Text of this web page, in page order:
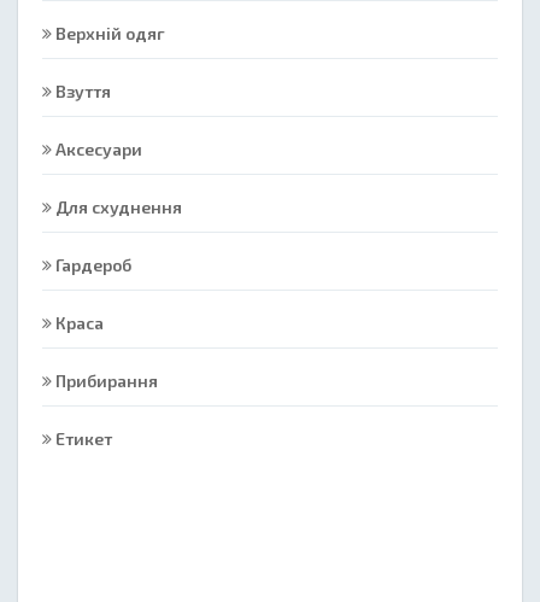
Верхній одяг
Взуття
Аксесуари
Для схуднення
Гардероб
Краса
Прибирання
Етикет